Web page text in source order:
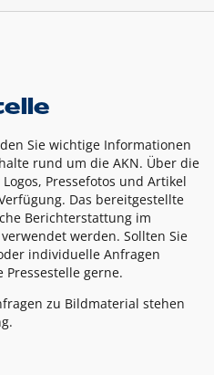
Sie wichtige Informationen
rund um die AKN. Über die
Pressefotos und Artikel
Das bereitgestellte
Berichterstattung im
werden. Sollten Sie
individuelle Anfragen
gerne.
zu Bildmaterial stehen